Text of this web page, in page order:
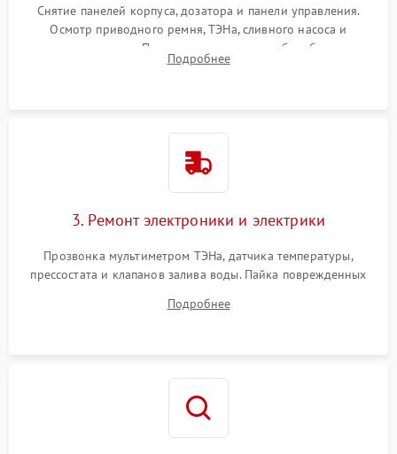
Снятие панелей корпуса, дозатора и панели управления.
Осмотр приводного ремня, ТЭНа, сливного насоса и
амортизаторов. Проверка подшипников барабана и
крестовины на износ, а манжеты люка на разрывы.
Подробнее
3. Ремонт электроники и электрики
Прозвонка мультиметром ТЭНа, датчика температуры,
прессостата и клапанов залива воды. Пайка поврежденных
Восстановление целостности проводки и контактов.
Подробнее